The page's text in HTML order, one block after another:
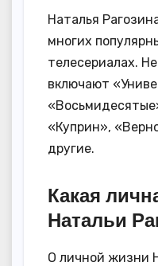
Наталья
многих
телесериалах.
включают
«Куприн»,
другие.
Какая
Натальи
О личной жизни